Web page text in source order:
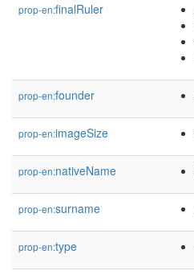
prop-en:finalRuler
prop-en:founder
prop-en:imageSize
prop-en:nativeName
prop-en:surname
prop-en:type